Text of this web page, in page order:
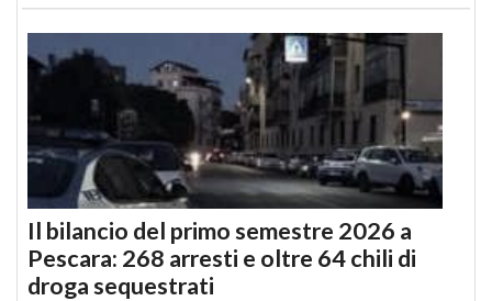
Il bilancio del primo semestre 2026 a
Pescara: 268 arresti e oltre 64 chili di
droga sequestrati